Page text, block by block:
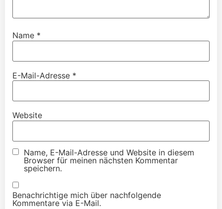
Name *
E-Mail-Adresse *
Website
Name, E-Mail-Adresse und Website in diesem
Browser für meinen nächsten Kommentar
speichern.
Benachrichtige mich über nachfolgende
Kommentare via E-Mail.